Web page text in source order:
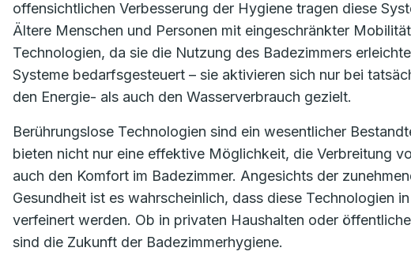
offensichtlichen Verbesserung der Hygiene tragen diese
Ältere Menschen und Personen mit eingeschränkter
Technologien, da sie die Nutzung des Badezimmers
Systeme bedarfsgesteuert – sie aktivieren sich nur bei
den Energie- als auch den Wasserverbrauch gezielt.
Berührungslose Technologien sind ein wesentlicher
bieten nicht nur eine effektive Möglichkeit, die Verbreitung
auch den Komfort im Badezimmer. Angesichts der
Gesundheit ist es wahrscheinlich, dass diese Technologien
verfeinert werden. Ob in privaten Haushalten oder
sind die Zukunft der Badezimmerhygiene.